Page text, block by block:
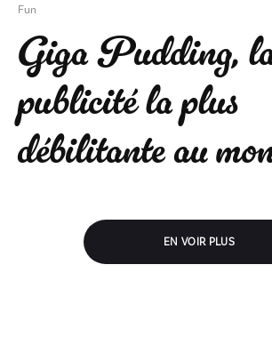
Fun
Giga Pudding,
publicité la plus
débilitante au
EN VOIR PLUS